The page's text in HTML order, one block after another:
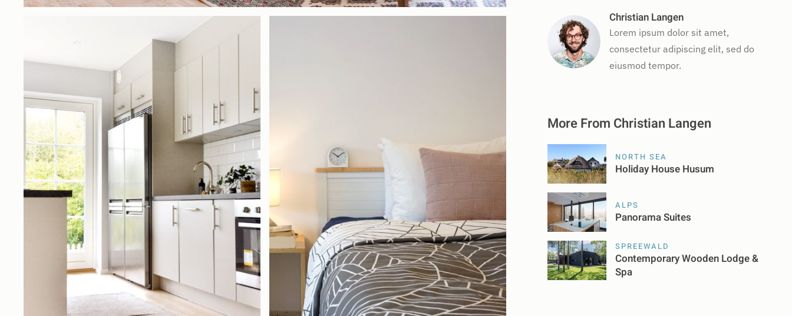
Christian Langen
Lorem ipsum dolor sit amet,
consectetur adipiscing elit, sed do
eiusmod tempor.
More From Christian Langen
NORTH SEA
Holiday House Husum
ALPS
Panorama Suites
SPREEWALD
Contemporary Wooden Lodge &
Spa